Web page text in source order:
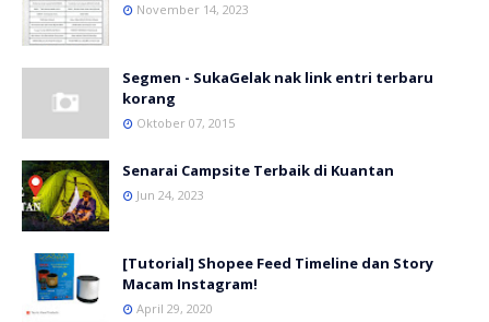
November 14, 2023
Segmen - SukaGelak nak link entri terbaru
korang
Oktober 07, 2015
Senarai Campsite Terbaik di Kuantan
Jun 24, 2023
[Tutorial] Shopee Feed Timeline dan Story
Macam Instagram!
April 29, 2020